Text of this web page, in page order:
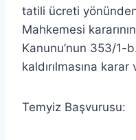
tatili ücreti
Mahkemesi
Kanunu’nun 353/1-
kaldırılmasına
Temyiz Başvurusu: